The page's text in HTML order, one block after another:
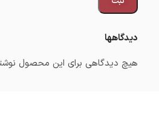
دیدگاهها
هیچ دیدگاهی برای این محصول